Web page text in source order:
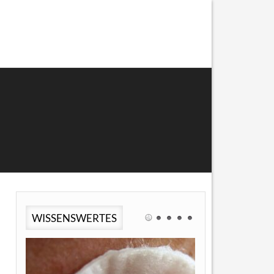
WISSENSWERTES